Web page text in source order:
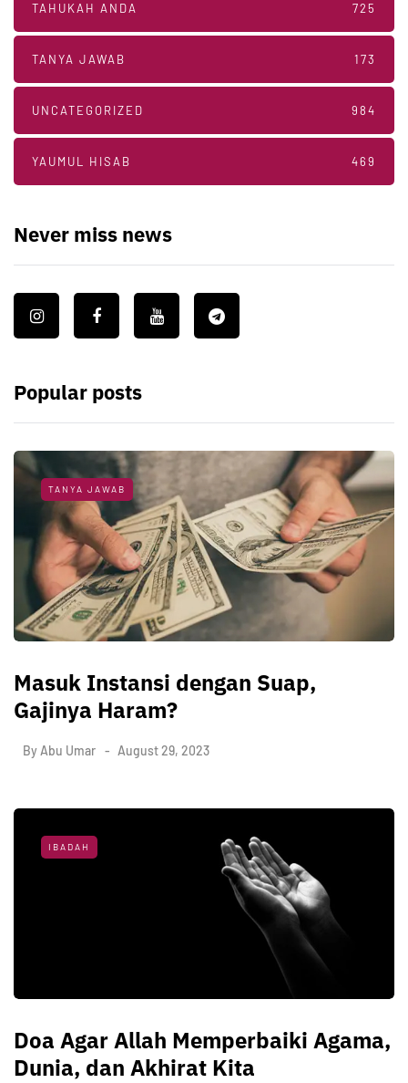
TAHUKAH ANDA 725
TANYA JAWAB 173
UNCATEGORIZED 984
YAUMUL HISAB 469
Never miss news
Popular posts
TANYA JAWAB
Masuk Instansi dengan Suap,
Gajinya Haram?
By Abu Umar August 29, 2023
IBADAH
Doa Agar Allah Memperbaiki Agama,
Dunia, dan Akhirat Kita